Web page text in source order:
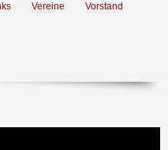
Vereine Vorstand